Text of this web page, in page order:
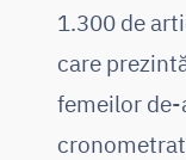
1.300 de
care
femeilor